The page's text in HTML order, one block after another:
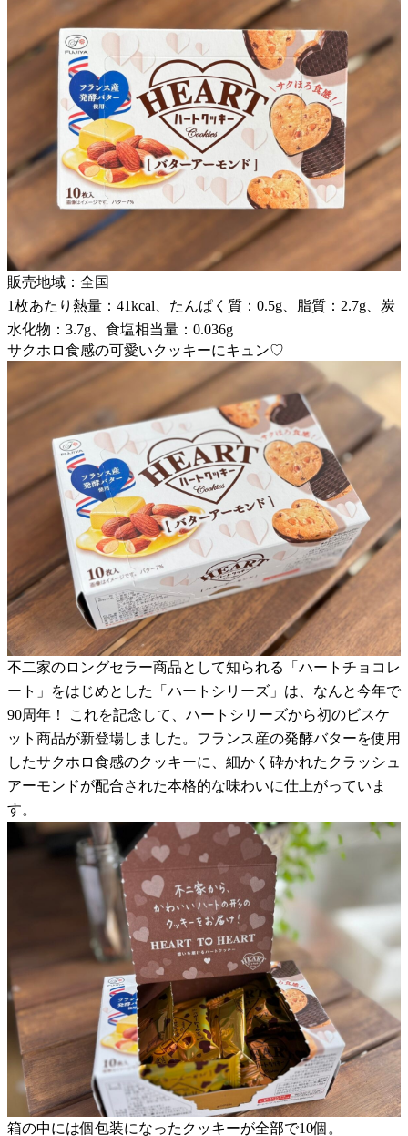
販売地域：全国
1枚あたり熱量：41kcal、たんぱく質：0.5g、脂質：2.7g、炭
水化物：3.7g、食塩相当量：0.036g
サクホロ食感の可愛いクッキーにキュン♡
不二家のロングセラー商品として知られる「ハートチョコレ
ート」をはじめとした「ハートシリーズ」は、なんと今年で
90周年！ これを記念して、ハートシリーズから初のビスケ
ット商品が新登場しました。フランス産の発酵バターを使用
したサクホロ食感のクッキーに、細かく砕かれたクラッシュ
アーモンドが配合された本格的な味わいに仕上がっていま
す。
箱の中には個包装になったクッキーが全部で10個。